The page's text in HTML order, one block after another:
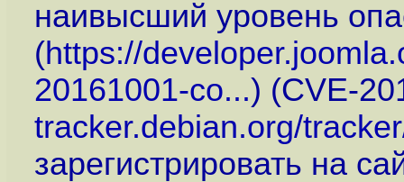
наивысший уровень
(https://
20161001-co...) (CVE-
tracker.debian.org/
зарегистрировать на